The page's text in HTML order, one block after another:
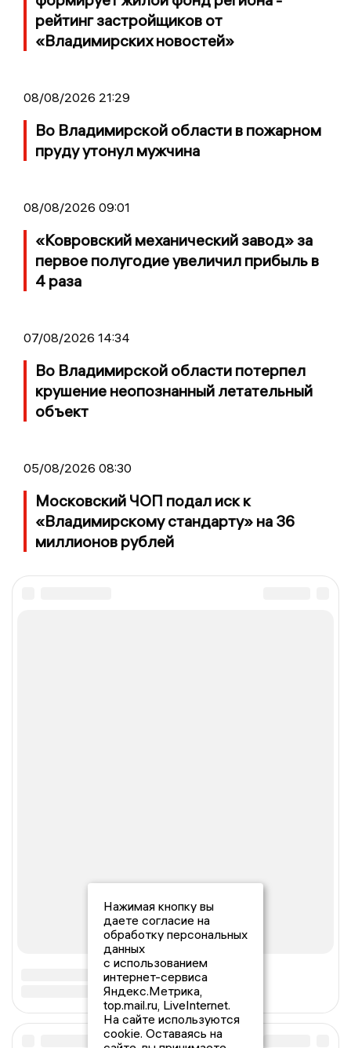
рейтинг застройщиков от
«Владимирских новостей»
08/08/2026 21:29
Во Владимирской области в пожарном
пруду утонул мужчина
08/08/2026 09:01
«Ковровский механический завод» за
первое полугодие увеличил прибыль в
4 раза
07/08/2026 14:34
Во Владимирской области потерпел
крушение неопознанный летательный
объект
05/08/2026 08:30
Московский ЧОП подал иск к
«Владимирскому стандарту» на 36
миллионов рублей
Нажимая кнопку вы
даете согласие на
обработку персональных
данных
с использованием
интернет-сервиса
Яндекс.Метрика,
top.mail.ru, LiveInternet.
На сайте используются
cookie. Оставаясь на